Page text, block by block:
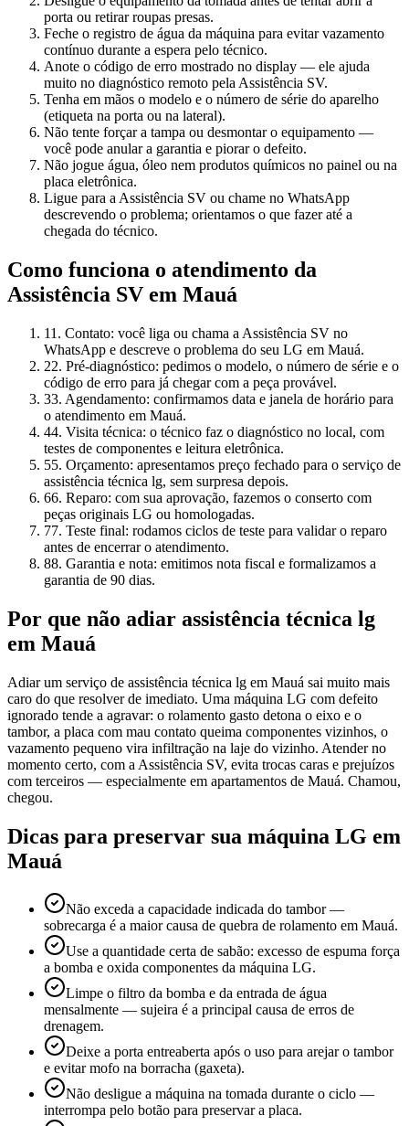
porta ou retirar roupas presas.
Feche o registro de água da máquina para evitar vazamento
contínuo durante a espera pelo técnico.
Anote o código de erro mostrado no display — ele ajuda
muito no diagnóstico remoto pela Assistência SV.
Tenha em mãos o modelo e o número de série do aparelho
(etiqueta na porta ou na lateral).
Não tente forçar a tampa ou desmontar o equipamento —
você pode anular a garantia e piorar o defeito.
Não jogue água, óleo nem produtos químicos no painel ou na
placa eletrônica.
Ligue para a Assistência SV ou chame no WhatsApp
descrevendo o problema; orientamos o que fazer até a
chegada do técnico.
Como funciona o atendimento da
Assistência SV em Mauá
11. Contato: você liga ou chama a Assistência SV no
WhatsApp e descreve o problema do seu LG em Mauá.
22. Pré-diagnóstico: pedimos o modelo, o número de série e o
código de erro para já chegar com a peça provável.
33. Agendamento: confirmamos data e janela de horário para
o atendimento em Mauá.
44. Visita técnica: o técnico faz o diagnóstico no local, com
testes de componentes e leitura eletrônica.
55. Orçamento: apresentamos preço fechado para o serviço de
assistência técnica lg, sem surpresa depois.
66. Reparo: com sua aprovação, fazemos o conserto com
peças originais LG ou homologadas.
77. Teste final: rodamos ciclos de teste para validar o reparo
antes de encerrar o atendimento.
88. Garantia e nota: emitimos nota fiscal e formalizamos a
garantia de 90 dias.
Por que não adiar assistência técnica lg
em Mauá
Adiar um serviço de assistência técnica lg em Mauá sai muito mais
caro do que resolver de imediato. Uma máquina LG com defeito
ignorado tende a agravar: o rolamento gasto detona o eixo e o
tambor, a placa com mau contato queima componentes vizinhos, o
vazamento pequeno vira infiltração na laje do vizinho. Atender no
momento certo, com a Assistência SV, evita trocas caras e prejuízos
com terceiros — especialmente em apartamentos de Mauá. Chamou,
chegou.
Dicas para preservar sua máquina LG em
Mauá
Não exceda a capacidade indicada do tambor —
sobrecarga é a maior causa de quebra de rolamento em Mauá.
Use a quantidade certa de sabão: excesso de espuma força
a bomba e oxida componentes da máquina LG.
Limpe o filtro da bomba e da entrada de água
mensalmente — sujeira é a principal causa de erros de
drenagem.
Deixe a porta entreaberta após o uso para arejar o tambor
e evitar mofo na borracha (gaxeta).
Não desligue a máquina na tomada durante o ciclo —
interrompa pelo botão para preservar a placa.